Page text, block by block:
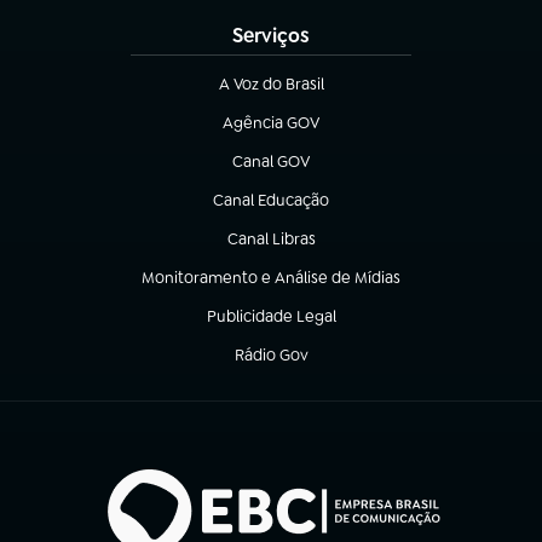
Serviços
A Voz do Brasil
(abre em nova aba)
Agência GOV
(abre em nova aba)
Canal GOV
(abre em nova aba)
Canal Educação
(abre em nova aba)
Canal Libras
(abre em nova aba)
Monitoramento e Análise de Mídias
(abre em nova aba)
Publicidade Legal
(abre em nova aba)
Rádio Gov
(abre em nova aba)